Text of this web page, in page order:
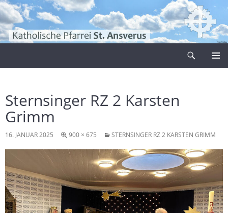
Zum
Inhalt
springen
Sternsinger RZ 2 Karsten
Grimm
16. JANUAR 2025 900 × 675 STERNSINGER RZ 2 KARSTEN GRIMM